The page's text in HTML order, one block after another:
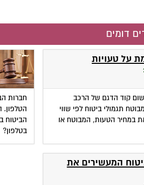
דומים
על טעויות
קוד הדגם של הרכב
תגמולי ביטוח לפי שווי
במחיר הטעות, המבוטח או
חברות
הטלפון.
הביטוח
בטלפון?
המעשירים את